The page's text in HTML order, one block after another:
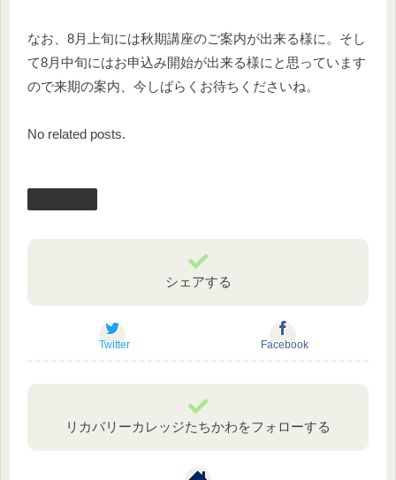
なお、8月上旬には秋期講座のご案内が出来る様に。そし
て8月中旬にはお申込み開始が出来る様にと思っています
ので来期の案内、今しばらくお待ちくださいね。
No related posts.
シェアする
Twitter Facebook
リカバリーカレッジたちかわをフォローする